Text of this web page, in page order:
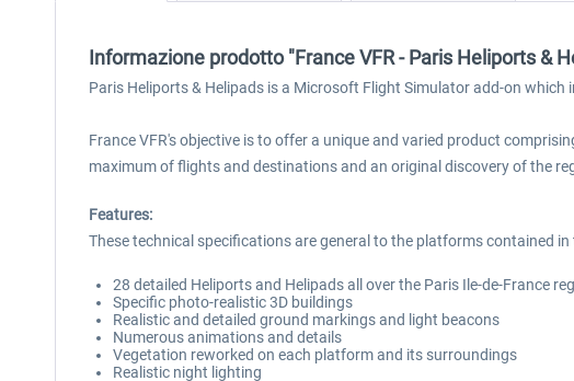
Informazione prodotto "France VFR - Paris Heliports &
Paris Heliports & Helipads is a Microsoft Flight Simulator add-on
France VFR's objective is to offer a unique and varied product
maximum of flights and destinations and an original discovery of the
Features:
These technical specifications are general to the platforms contained
28 detailed Heliports and Helipads all over the Paris Ile-de-France
Specific photo-realistic 3D buildings
Realistic and detailed ground markings and light beacons
Numerous animations and details
Vegetation reworked on each platform and its surroundings
Realistic night lighting